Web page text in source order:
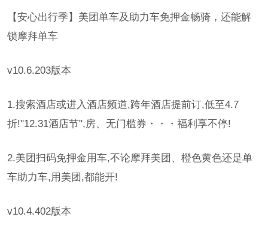
【安心出行季】美团单车及助力车免押金畅骑，还能解
锁摩拜单车
v10.6.203版本
1.搜索酒店或进入酒店频道,跨年酒店提前订,低至4.7
折!"12.31酒店节",房、无门槛券・・・福利享不停!
2.美团扫码免押金用车,不论摩拜美团、橙色黄色还是单
车助力车,用美团,都能开!
v10.4.402版本